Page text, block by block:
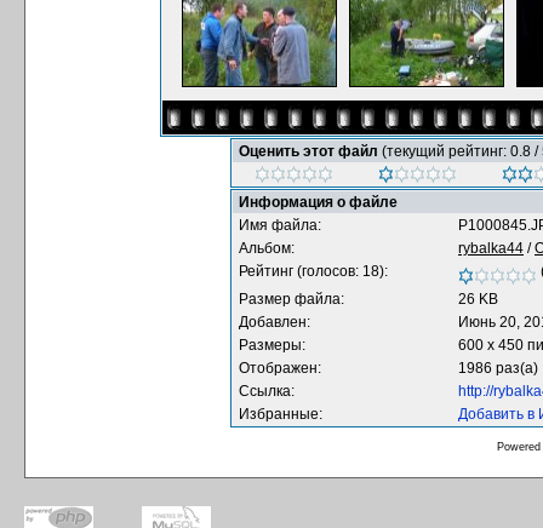
Оценить этот файл (текущий рейтинг: 0.8 /
Информация о файле
Имя файла:
Альбом:
rybalka44 /
Рейтинг (голосов: 18):
Размер файла:
26 KB
Добавлен:
Июнь 20,
Размеры:
600 x 450
Отображен:
1986 раз(а)
Ссылка:
http://
Избранные:
Добавить в